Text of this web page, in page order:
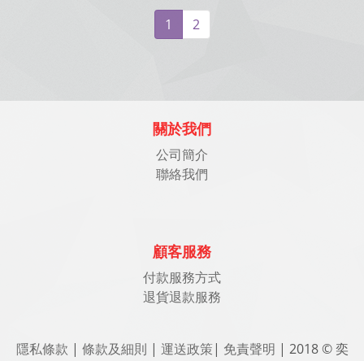
1 2
關於我們
公司簡介
聯絡我們
顧客服務
付款服務方式
退貨退款服務
隱私條款 | 條款及細則 | 運送政策| 免責聲明 | 2018 © 奕